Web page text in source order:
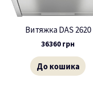
Витяжка DAS 2620
36360 грн
До кошика